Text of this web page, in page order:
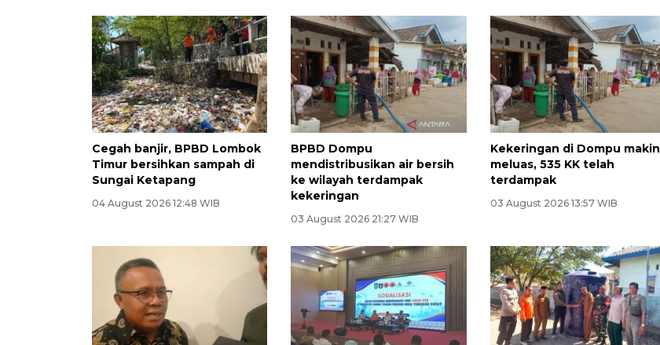
Cegah banjir, BPBD Lombok
Timur bersihkan sampah di
Sungai Ketapang
04 August 2026 12:48 WIB
BPBD Dompu
mendistribusikan air bersih
ke wilayah terdampak
kekeringan
03 August 2026 21:27 WIB
Kekeringan di Dompu makin
meluas, 535 KK telah
terdampak
03 August 2026 13:57 WIB
Sidang putusan terdakwa
pembunuhan Brigadir Nurhadi
10 March 2026 12:55 WIB